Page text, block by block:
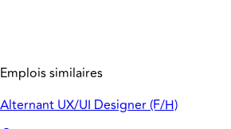
Emplois similaires
Alternant UX/UI Designer (F/H)